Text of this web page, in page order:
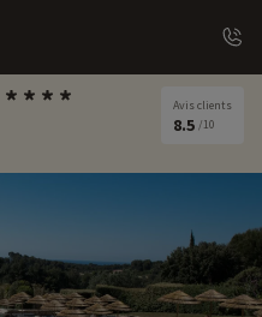
Avis clients
8.5 /10